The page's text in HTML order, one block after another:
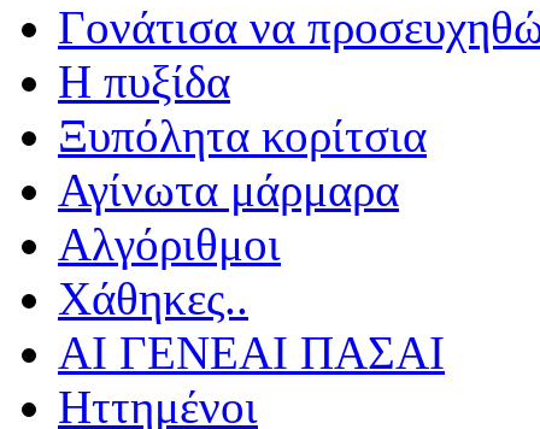
Γονάτισα να
Η πυξίδα
Ξυπόλητα κορίτσια
Αγίνωτα μάρμαρα
Αλγόριθμοι
Χάθηκες..
ΑΙ ΓΕΝΕΑΙ ΠΑΣΑΙ
Ηττημένοι